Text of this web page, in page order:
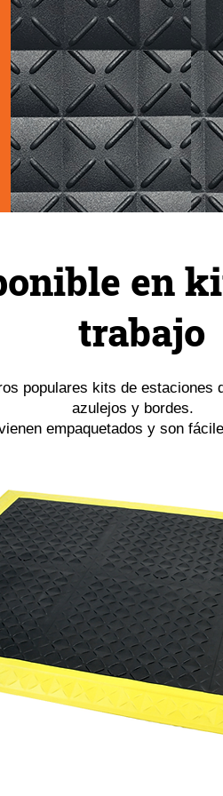
en
trabajo
populares kits de estaciones
azulejos y bordes.
empaquetados y son